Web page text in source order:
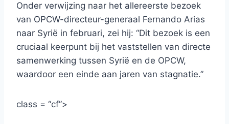
Onder verwijzing naar het allereerste bezoek
van OPCW-directeur-generaal Fernando Arias
naar Syrië in februari, zei hij: “Dit bezoek is een
cruciaal keerpunt bij het vaststellen van directe
samenwerking tussen Syrië en de OPCW,
waardoor een einde aan jaren van stagnatie.”
class = “cf”>